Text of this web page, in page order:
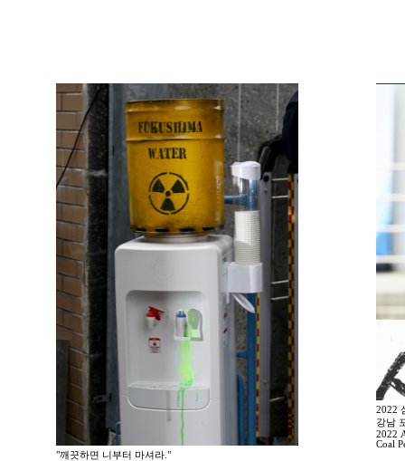
"깨끗하면 니부터 마셔라."
2022
강남
2022
Coal